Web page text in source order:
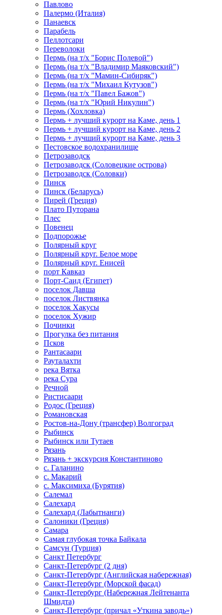
Павлово
Палермо (Италия)
Панаевск
Парабель
Пеллотсари
Переволоки
Пермь (на т/х "Борис Полевой")
Пермь (на т/х "Владимир Маяковский")
Пермь (на т/х "Мамин-Сибиряк")
Пермь (на т/х "Михаил Кутузов")
Пермь (на т/х "Павел Бажов")
Пермь (на т/х "Юрий Никулин")
Пермь (Хохловка)
Пермь + лучший курорт на Каме, день 1
Пермь + лучший курорт на Каме, день 2
Пермь + лучший курорт на Каме, день 3
Пестовское водохранилище
Петрозаводск
Петрозаводск (Соловецкие острова)
Петрозаводск (Соловки)
Пинск
Пинск (Беларусь)
Пирей (Греция)
Плато Путорана
Плес
Повенец
Подпорожье
Полярный круг
Полярный круг. Белое море
Полярный круг. Енисей
порт Кавказ
Порт-Саид (Египет)
поселок Давша
поселок Листвянка
поселок Хакусы
поселок Хужир
Починки
Прогулка без питания
Псков
Рантасаари
Рауталахти
река Вятка
река Сура
Речной
Ристисаари
Родос (Греция)
Романовская
Ростов-на-Дону (трансфер) Волгоград
Рыбинск
Рыбинск или Тутаев
Рязань
Рязань + экскурсия Константиново
с. Галанино
с. Макарий
с. Максимиха (Бурятия)
Салемал
Салехард
Салехард (Лабытнанги)
Салоники (Греция)
Самара
Самая глубокая точка Байкала
Самсун (Турция)
Санкт Петербург
Санкт-Петербург (2 дня)
Санкт-Петербург (Английская набережная)
Санкт-Петербург (Морской фасад)
Санкт-Петербург (Набережная Лейтенанта
Шмидта)
Санкт-Петербург (причал «Уткина заводь»)